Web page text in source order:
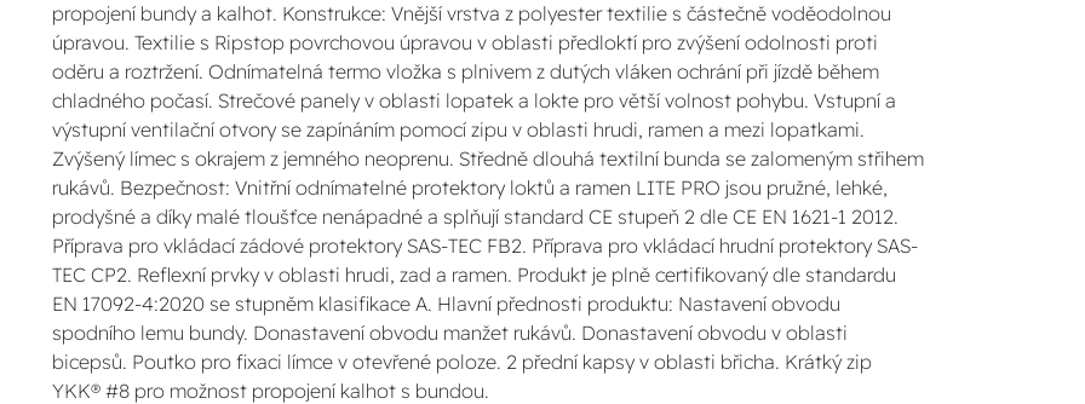
propojení bundy a kalhot. Konstrukce: Vnější vrstva z polyester textilie s částečně voděodolnou
úpravou. Textilie s Ripstop povrchovou úpravou v oblasti předloktí pro zvýšení odolnosti proti
oděru a roztržení. Odnímatelná termo vložka s plnivem z dutých vláken ochrání při jízdě během
chladného počasí. Strečové panely v oblasti lopatek a lokte pro větší volnost pohybu. Vstupní a
výstupní ventilační otvory se zapínáním pomocí zipu v oblasti hrudi, ramen a mezi lopatkami.
Zvýšený límec s okrajem z jemného neoprenu. Středně dlouhá textilní bunda se zalomeným střihem
rukávů. Bezpečnost: Vnitřní odnímatelné protektory loktů a ramen LITE PRO jsou pružné, lehké,
prodyšné a díky malé tloušťce nenápadné a splňují standard CE stupeň 2 dle CE EN 1621-1 2012.
Příprava pro vkládací zádové protektory SAS-TEC FB2. Příprava pro vkládací hrudní protektory SAS-
TEC CP2. Reflexní prvky v oblasti hrudi, zad a ramen. Produkt je plně certifikovaný dle standardu
EN 17092-4:2020 se stupněm klasifikace A. Hlavní přednosti produktu: Nastavení obvodu
spodního lemu bundy. Donastavení obvodu manžet rukávů. Donastavení obvodu v oblasti
bicepsů. Poutko pro fixaci límce v otevřené poloze. 2 přední kapsy v oblasti břicha. Krátký zip
YKK® #8 pro možnost propojení kalhot s bundou.